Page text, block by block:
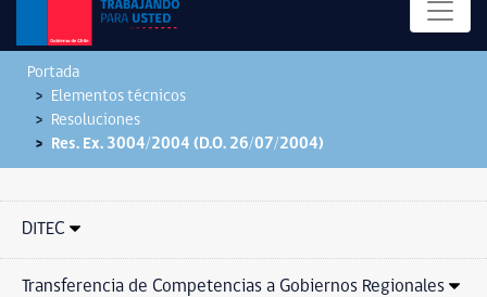
Portada
Elementos técnicos
Resoluciones
Res. Ex. 3004/2004 (D.O. 26/07/2004)
DITEC
Transferencia de Competencias a Gobiernos Regionales